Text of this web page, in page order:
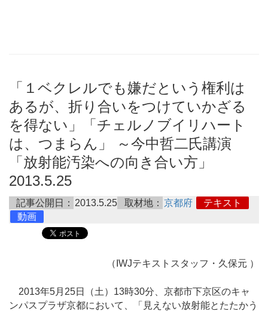
「１ベクレルでも嫌だという権利は
あるが、折り合いをつけていかざる
を得ない」「チェルノブイリハート
は、つまらん」 ～今中哲二氏講演
「放射能汚染への向き合い方」
2013.5.25
記事公開日： 2013.5.25 取材地： 京都府
テキスト
動画
（IWJテキストスタッフ・久保元 ）
2013年5月25日（土）13時30分、京都市下京区のキャ
ンパスプラザ京都において、「見えない放射能とたたかう